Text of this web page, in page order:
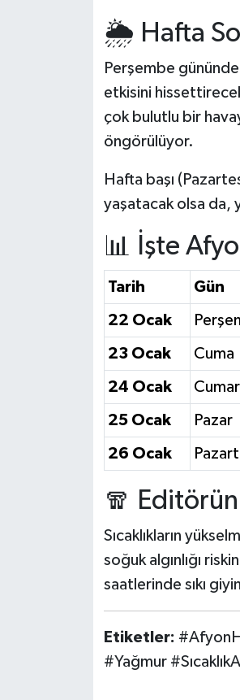
🌦️ Hafta
Perşembe
etkisini
çok bulutlu bir
öngörülüyor.
Hafta başı
yaşatacak olsa da,
📊 İşte
Tarih Gün
22 Ocak
23 Ocak Cuma
24 Ocak
25 Ocak Pazar
26 Ocak
🧣 Editörün
Sıcaklıkların
soğuk algınlığı
saatlerinde sıkı
Etiketler:
#Yağmur